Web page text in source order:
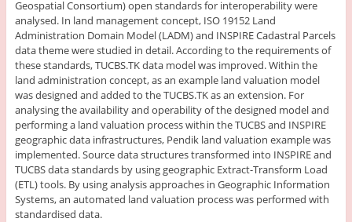
Geospatial Consortium) open standards for interoperability were
analysed. In land management concept, ISO 19152 Land
Administration Domain Model (LADM) and INSPIRE Cadastral Parcels
data theme were studied in detail. According to the requirements of
these standards, TUCBS.TK data model was improved. Within the
land administration concept, as an example land valuation model
was designed and added to the TUCBS.TK as an extension. For
analysing the availability and operability of the designed model and
performing a land valuation process within the TUCBS and INSPIRE
geographic data infrastructures, Pendik land valuation example was
implemented. Source data structures transformed into INSPIRE and
TUCBS data standards by using geographic Extract-Transform Load
(ETL) tools. By using analysis approaches in Geographic Information
Systems, an automated land valuation process was performed with
standardised data.